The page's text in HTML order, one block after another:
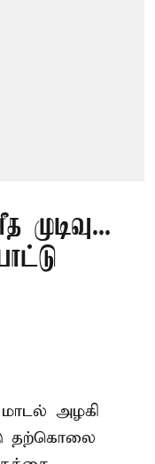
அழகி
தற்கொலை